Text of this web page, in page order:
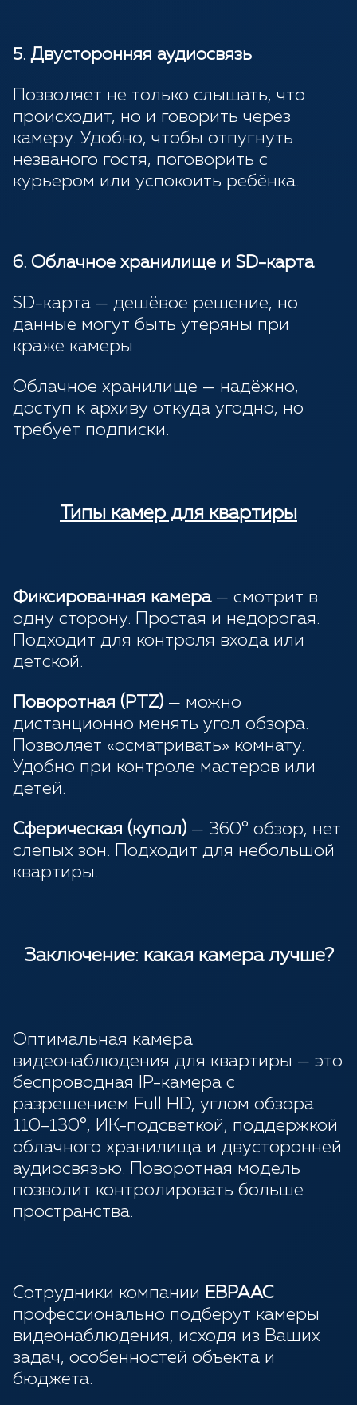
5. Двусторонняя аудиосвязь
Позволяет не только слышать, что
происходит, но и говорить через
камеру. Удобно, чтобы отпугнуть
незваного гостя, поговорить с
курьером или успокоить ребёнка.
6. Облачное хранилище и SD-карта
SD-карта — дешёвое решение, но
данные могут быть утеряны при
краже камеры.
Облачное хранилище — надёжно,
доступ к архиву откуда угодно, но
требует подписки.
Типы камер для квартиры
Фиксированная камера — смотрит в
одну сторону. Простая и недорогая.
Подходит для контроля входа или
детской.
Поворотная (PTZ) — можно
дистанционно менять угол обзора.
Позволяет «осматривать» комнату.
Удобно при контроле мастеров или
детей.
Сферическая (купол) — 360° обзор, нет
слепых зон. Подходит для небольшой
квартиры.
Заключение: какая камера лучше?
Оптимальная камера
видеонаблюдения для квартиры — это
беспроводная IP-камера с
разрешением Full HD, углом обзора
110–130°, ИК-подсветкой, поддержкой
облачного хранилища и двусторонней
аудиосвязью. Поворотная модель
позволит контролировать больше
пространства.
Сотрудники компании ЕВРААС
профессионально подберут камеры
видеонаблюдения, исходя из Ваших
задач, особенностей объекта и
бюджета.